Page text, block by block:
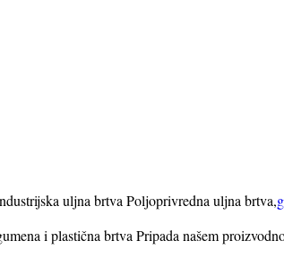
uljna brtva Poljoprivredna uljna brtva,
i plastična brtva Pripada našem